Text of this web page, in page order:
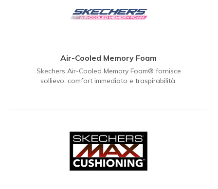
Air-Cooled Memory Foam
Skechers Air-Cooled Memory Foam® fornisce
sollievo, comfort immediato e traspirabilità.